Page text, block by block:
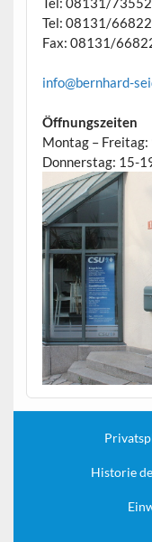
Tel: 08131/
Fax: 08131/
info@bernhard-
Öffnungszeiten
Montag –
Donnerstag: 15-
Historie